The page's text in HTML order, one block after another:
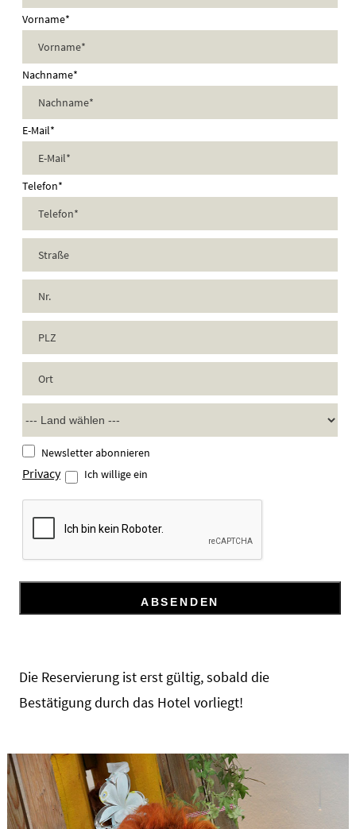
Vorname*
Nachname*
E-Mail*
Telefon*
Newsletter abonnieren
Privacy Ich willige ein
Die Reservierung ist erst gültig, sobald die
Bestätigung durch das Hotel vorliegt!